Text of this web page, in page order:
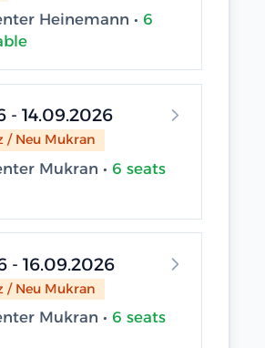
Trainingscenter Heinemann • 6
- 14.09.2026
/ Neu Mukran
Trainingscenter Mukran • 6 seats
- 16.09.2026
/ Neu Mukran
Trainingscenter Mukran • 6 seats